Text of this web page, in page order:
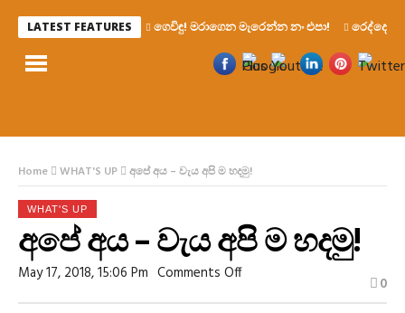
LATEST FEATURES ගෙවිඳු! මරාගෙන මැරෙන්න නං එපා! රෙද්දෙ
Home WHAT'S UP අපේ අය – වැය අපි ම හදමු!
WHAT'S UP
අපේ අය – වැය අපි ම හදමු!
May 17, 2018, 15:06 Pm Comments OffOn
අය
0